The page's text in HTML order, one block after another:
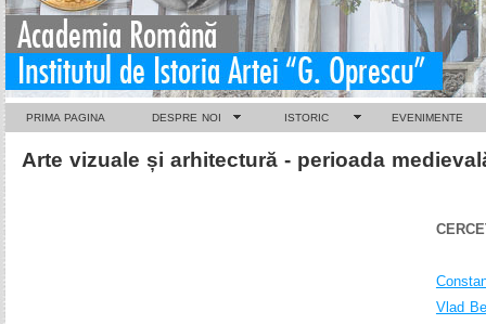
PRIMA PAGINA DESPRE NOI ISTORIC EVENIMENTE
Arte vizuale și arhitectură - perioada
Vlad